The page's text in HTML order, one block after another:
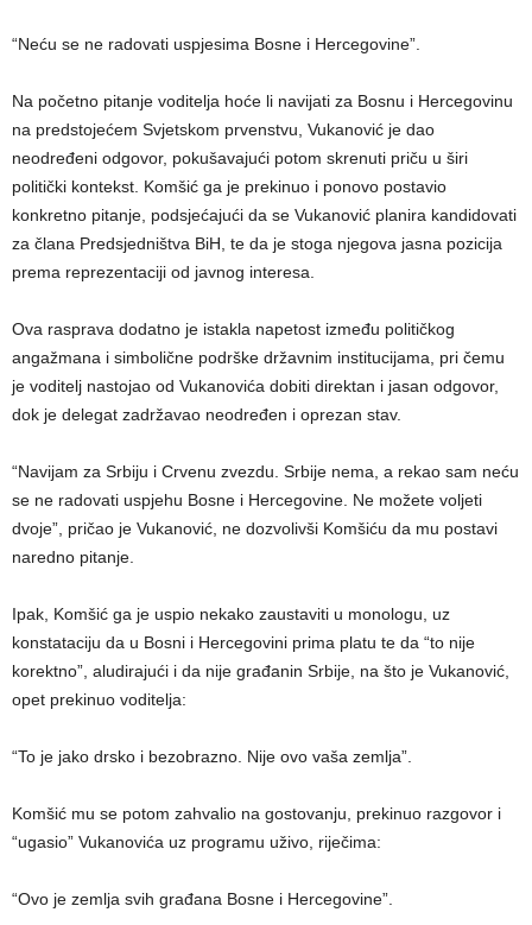
“Neću se ne radovati uspjesima Bosne i Hercegovine”.
Na početno pitanje voditelja hoće li navijati za Bosnu i Hercegovinu
na predstojećem Svjetskom prvenstvu, Vukanović je dao
neodređeni odgovor, pokušavajući potom skrenuti priču u širi
politički kontekst. Komšić ga je prekinuo i ponovo postavio
konkretno pitanje, podsjećajući da se Vukanović planira kandidovati
za člana Predsjedništva BiH, te da je stoga njegova jasna pozicija
prema reprezentaciji od javnog interesa.
Ova rasprava dodatno je istakla napetost između političkog
angažmana i simbolične podrške državnim institucijama, pri čemu
je voditelj nastojao od Vukanovića dobiti direktan i jasan odgovor,
dok je delegat zadržavao neodređen i oprezan stav.
“Navijam za Srbiju i Crvenu zvezdu. Srbije nema, a rekao sam neću
se ne radovati uspjehu Bosne i Hercegovine. Ne možete voljeti
dvoje”, pričao je Vukanović, ne dozvolivši Komšiću da mu postavi
naredno pitanje.
Ipak, Komšić ga je uspio nekako zaustaviti u monologu, uz
konstataciju da u Bosni i Hercegovini prima platu te da “to nije
korektno”, aludirajući i da nije građanin Srbije, na što je Vukanović,
opet prekinuo voditelja:
“To je jako drsko i bezobrazno. Nije ovo vaša zemlja”.
Komšić mu se potom zahvalio na gostovanju, prekinuo razgovor i
“ugasio” Vukanovića uz programu uživo, riječima:
“Ovo je zemlja svih građana Bosne i Hercegovine”.